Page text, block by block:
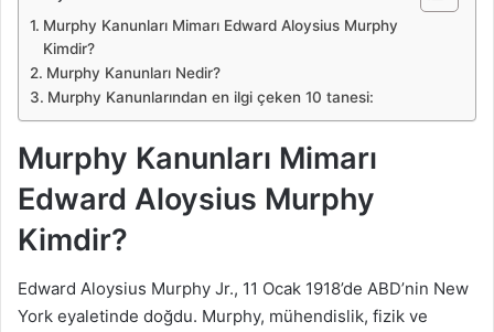
m
k
Murphy Kanunları Mimarı Edward Aloysius Murphy
Kimdir?
Murphy Kanunları Nedir?
Murphy Kanunlarından en ilgi çeken 10 tanesi:
Murphy Kanunları Mimarı
Edward Aloysius Murphy
Kimdir?
Edward Aloysius Murphy Jr., 11 Ocak 1918’de ABD’nin New
York eyaletinde doğdu. Murphy, mühendislik, fizik ve